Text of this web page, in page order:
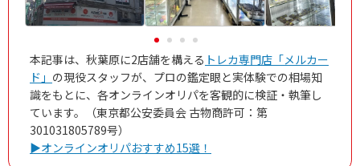
本記事は、秋葉原に2店舗を構える トレカ専門店「メルカー
ド」 の現役スタッフが、プロの鑑定眼と実体験での相場知
識をもとに、各オンラインオリパを客観的に検証・執筆し
ています。（東京都公安委員会 古物商許可：第
301031805789号）
▶オンラインオリパおすすめ15選！